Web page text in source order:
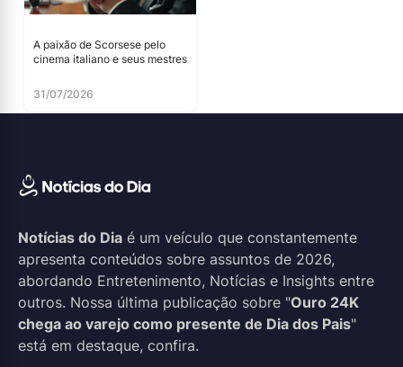
A paixão de Scorsese pelo
cinema italiano e seus mestres
31/07/2026
Notícias do Dia é um veículo que constantemente
apresenta conteúdos sobre assuntos de 2026,
abordando Entretenimento, Notícias e Insights entre
outros. Nossa última publicação sobre "Ouro 24K
chega ao varejo como presente de Dia dos Pais"
está em destaque, confira.